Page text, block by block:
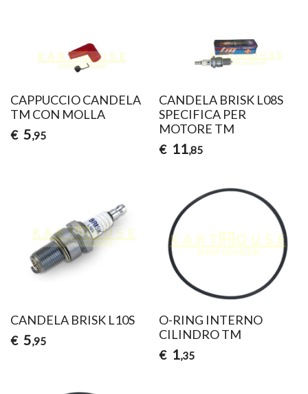
CAPPUCCIO CANDELA
TM CON MOLLA
€ 5,95
CANDELA BRISK L08S
SPECIFICA PER
MOTORE TM
€ 11,85
CANDELA BRISK L10S
€ 5,95
O-RING INTERNO
CILINDRO TM
€ 1,35